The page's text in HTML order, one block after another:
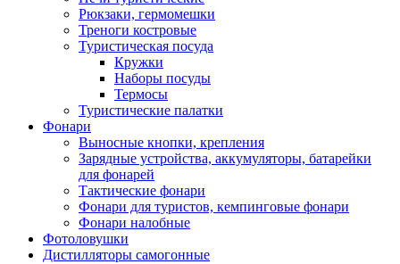
Рюкзаки, гермомешки
Треноги костровые
Туристическая посуда
Кружки
Наборы посуды
Термосы
Туристические палатки
Фонари
Выносные кнопки, крепления
Зарядные устройства, аккумуляторы, батарейки
для фонарей
Тактические фонари
Фонари для туристов, кемпинговые фонари
Фонари налобные
Фотоловушки
Дистилляторы самогонные